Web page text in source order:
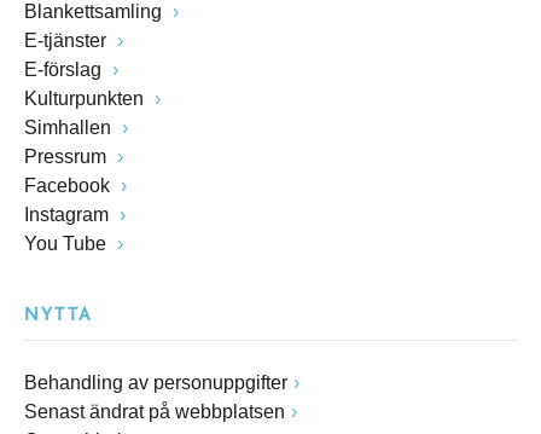
Blankettsamling
E-tjänster
E-förslag
Kulturpunkten
Simhallen
Pressrum
Facebook
Instagram
You Tube
NYTTA
Behandling av personuppgifter
Senast ändrat på webbplatsen